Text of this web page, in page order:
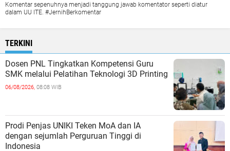
Komentar sepenuhnya menjadi tanggung jawab komentator seperti diatur
dalam UU ITE. #JernihBerkomentar
TERKINI
Dosen PNL Tingkatkan Kompetensi Guru
SMK melalui Pelatihan Teknologi 3D Printing
06/08/2026, 08:08 WIB
Prodi Penjas UNIKI Teken MoA dan IA
dengan sejumlah Perguruan Tinggi di
Indonesia